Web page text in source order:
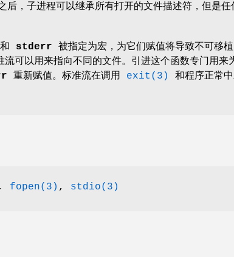
，子进程可以继承所有打开的文件描述符，但是任
stderr 被指定为宏，为它们赋值将导致不可移植
流可以用来指向不同的文件。引进这个函数专门用来
重新赋值。标准流在调用 exit(3)
和程序正常
fopen(3) , stdio(3)